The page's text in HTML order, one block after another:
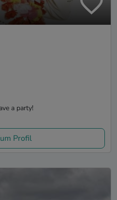
a party!
Profil